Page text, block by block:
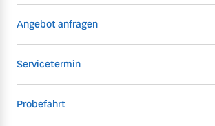
Angebot anfragen
Servicetermin
Probefahrt